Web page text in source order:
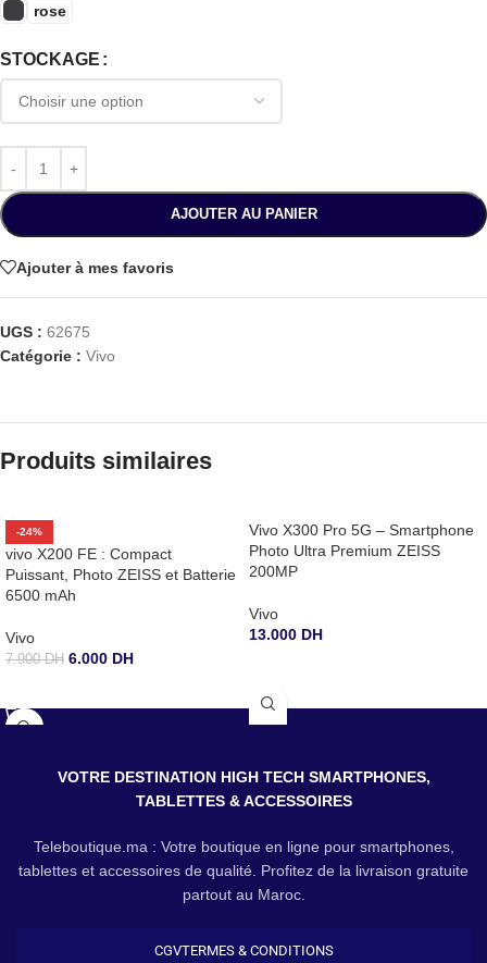
rose
STOCKAGE
AJOUTER AU PANIER
Ajouter à mes favoris
UGS : 62675
Catégorie : Vivo
Produits similaires
-24%
vivo X200 FE : Compact
Puissant, Photo ZEISS et Batterie
6500 mAh
Vivo
7.900DH 6.000 DH
Vivo X300 Pro 5G – Smartphone
Photo Ultra Premium ZEISS
200MP
Vivo
13.000 DH
VOTRE DESTINATION HIGH TECH SMARTPHONES,
TABLETTES & ACCESSOIRES
Teleboutique.ma : Votre boutique en ligne pour smartphones,
tablettes et accessoires de qualité. Profitez de la livraison gratuite
partout au Maroc.
CGVTERMES & CONDITIONS